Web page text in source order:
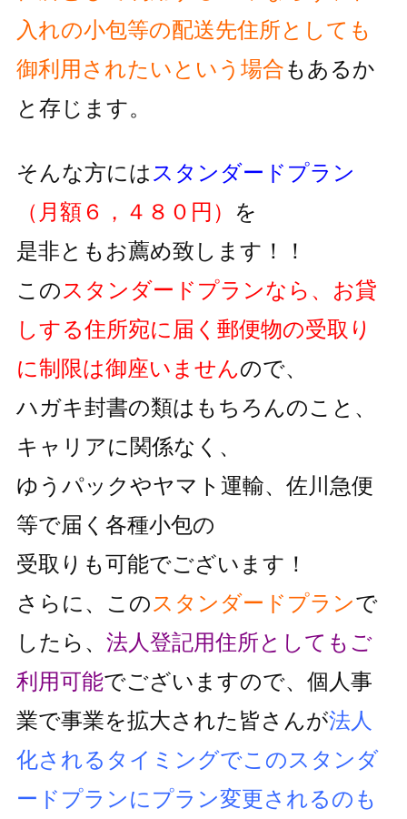
入れの小包等の配送先住所としても
御利用されたいという 場合もあるか
と存じます。
そんな方には スタンダードプラン
（月額６，４８０円） を
是非ともお薦め致します！！
この スタンダードプランなら、お貸
しする住所宛に届く郵便物の受取り
に制限は御座いませんので、
ハガキ封書の類はもちろんのこと、
キャリアに関係なく、
ゆうパックやヤマト運輸、佐川急便
等で届く各種小包の
受取りも可能でございます！
さらに、この スタンダードプランで
したら、 法人登記用住所としても ご
利用可能でございますので、個人事
業で事業を拡大された皆さんが法人
化されるタイミングでこのスタンダ
ードプランにプラン変更されるのも